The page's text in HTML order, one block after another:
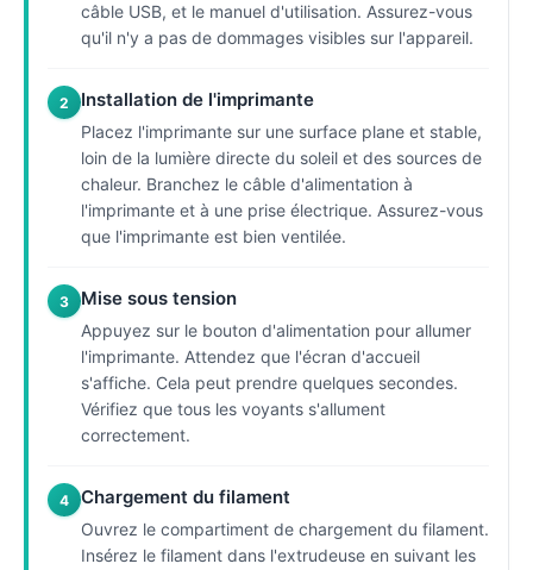
câble USB, et le manuel d'utilisation. Assurez-vous
qu'il n'y a pas de dommages visibles sur l'appareil.
2 Installation de l'imprimante
Placez l'imprimante sur une surface plane et stable,
loin de la lumière directe du soleil et des sources de
chaleur. Branchez le câble d'alimentation à
l'imprimante et à une prise électrique. Assurez-vous
que l'imprimante est bien ventilée.
3 Mise sous tension
Appuyez sur le bouton d'alimentation pour allumer
l'imprimante. Attendez que l'écran d'accueil
s'affiche. Cela peut prendre quelques secondes.
Vérifiez que tous les voyants s'allument
correctement.
4 Chargement du filament
Ouvrez le compartiment de chargement du filament.
Insérez le filament dans l'extrudeuse en suivant les